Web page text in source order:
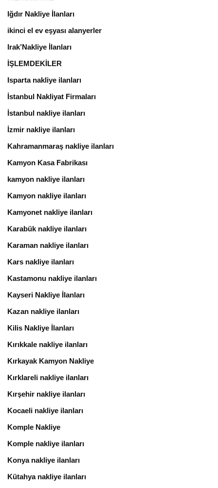
Iğdır Nakliye İlanları
ikinci el ev eşyası alanyerler
Irak’Nakliye İlanları
İŞLEMDEKİLER
Isparta nakliye ilanları
İstanbul Nakliyat Firmaları
İstanbul nakliye ilanları
İzmir nakliye ilanları
Kahramanmaraş nakliye ilanları
Kamyon Kasa Fabrikası
kamyon nakliye ilanları
Kamyon nakliye ilanları
Kamyonet nakliye ilanları
Karabük nakliye ilanları
Karaman nakliye ilanları
Kars nakliye ilanları
Kastamonu nakliye ilanları
Kayseri Nakliye İlanları
Kazan nakliye ilanları
Kilis Nakliye İlanları
Kırıkkale nakliye ilanları
Kırkayak Kamyon Nakliye
Kırklareli nakliye ilanları
Kırşehir nakliye ilanları
Kocaeli nakliye ilanları
Komple Nakliye
Komple nakliye ilanları
Konya nakliye ilanları
Kütahya nakliye ilanları